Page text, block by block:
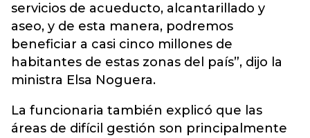
servicios de acueducto, alcantarillado y
aseo, y de esta manera, podremos
beneficiar a casi cinco millones de
habitantes de estas zonas del país”, dijo la
ministra Elsa Noguera.
La funcionaria también explicó que las
áreas de difícil gestión son principalmente